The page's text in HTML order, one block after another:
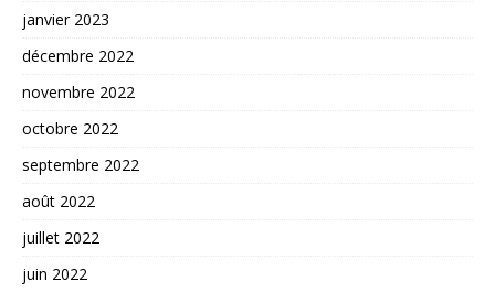
janvier 2023
décembre 2022
novembre 2022
octobre 2022
septembre 2022
août 2022
juillet 2022
juin 2022